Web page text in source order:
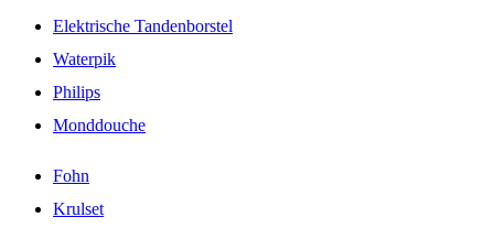
Elektrische Tandenborstel
Waterpik
Philips
Monddouche
Fohn
Krulset